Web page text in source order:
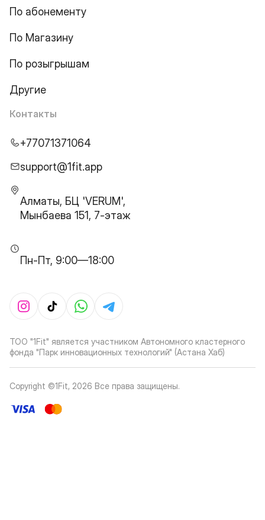
По абонементу
По Магазину
По розыгрышам
Другие
Контакты
+77071371064
support@1fit.app
Алматы, БЦ 'VERUM',
Мынбаева 151, 7-этаж
Пн-Пт, 9:00—18:00
ТОО "1Fit" является участником Автономного кластерного
фонда "Парк инновационных технологий" (Астана Хаб)
Copyright ©1Fit, 2026 Все права защищены.